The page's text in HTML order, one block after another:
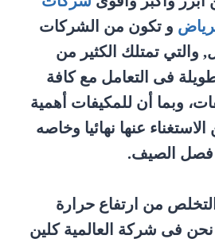
و تكون من الشركات
والتي تمتلك الكثير من
فى التعامل مع كافة
وبما أن للمكيفات أهمية
عنها نهائيا وخاصه
فصل الصيف.
من ارتفاع حرارة
نحن فى شركة العالمية كلين